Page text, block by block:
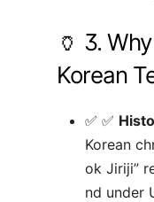
🏺 3.
Korean
✅
Korean
ok Jiriji”
nd under